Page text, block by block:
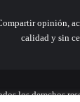
opinión,
calidad y sin
los derechos